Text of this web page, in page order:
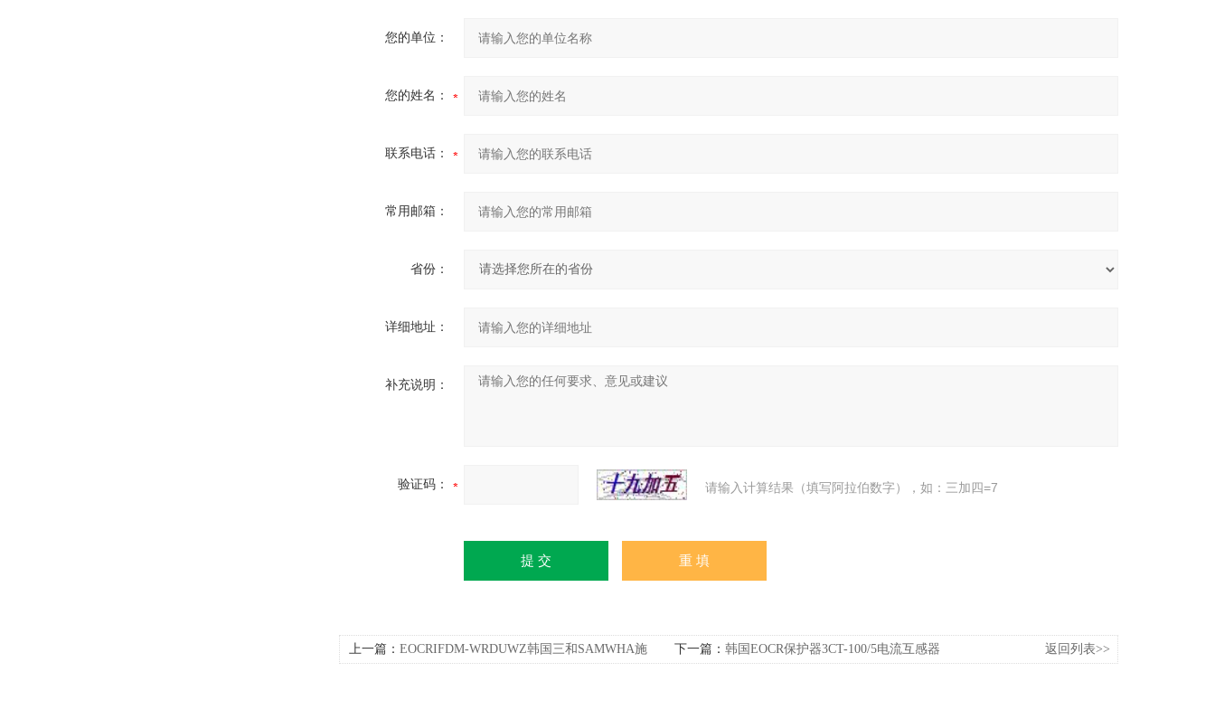
您的单位：
您的姓名：
联系电话：
常用邮箱：
省份：
详细地址：
补充说明：
验证码： 请输入计算结果（填写阿拉伯数字），如：三加四=7
上一篇： EOCRIFDM-WRDUWZ韩国三和SAMWHA施
下一篇： 韩国EOCR保护器3CT-100/5电流互感器 返回列表>>